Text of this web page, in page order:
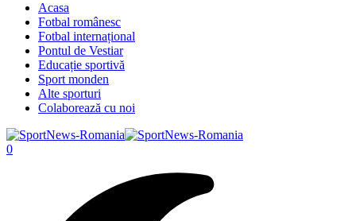
Acasa
Fotbal românesc
Fotbal internațional
Pontul de Vestiar
Educație sportivă
Sport monden
Alte sporturi
Colaborează cu noi
0